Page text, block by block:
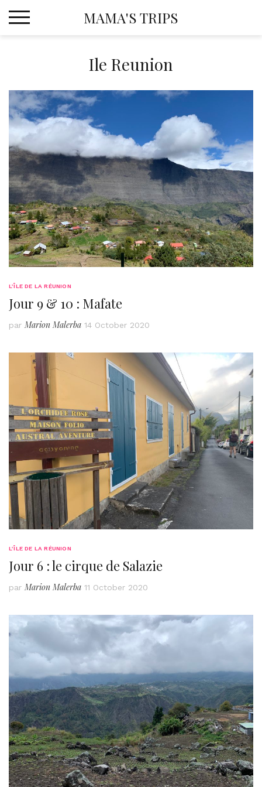
MAMA'S TRIPS
Ile Reunion
L’ÎLE DE LA RÉUNION
Jour 9 & 10 : Mafate
par Marion Malerba 14 October 2020
L’ÎLE DE LA RÉUNION
Jour 6 : le cirque de Salazie
par Marion Malerba 11 October 2020